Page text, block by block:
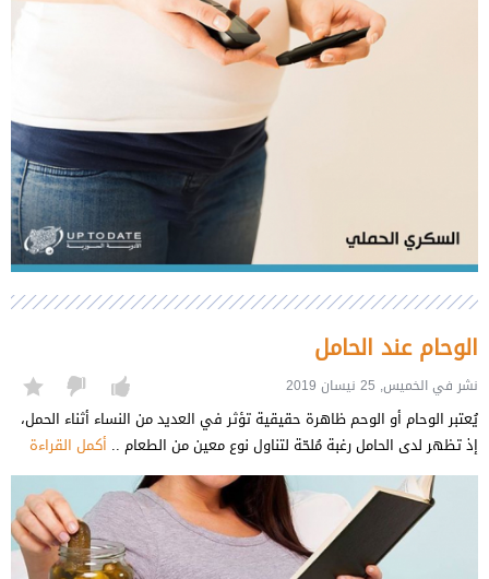
الوحام عند الحامل
نشر في الخميس, 25 نيسان 2019
يُعتبر الوحام أو الوحم ظاهرة حقيقية تؤثر في العديد من النساء أثناء الحمل،
إذ تظهر لدى الحامل رغبة مُلحّة لتناول نوع معين من الطعام .. أكمل القراءة